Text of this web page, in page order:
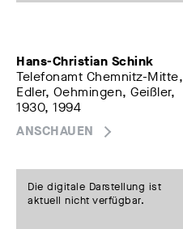
Hans-Christian Schink
Telefonamt Chemnitz-Mitte,
Edler, Oehmingen, Geißler,
1930, 1994
ANSCHAUEN
Die digitale Darstellung ist
aktuell nicht verfügbar.